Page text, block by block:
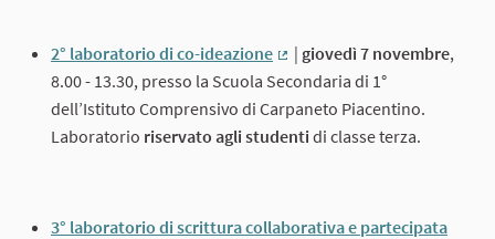
2° laboratorio di co-ideazione
(Collegamento esterno)
| giovedì 7 novembre,
8.00 - 13.30, presso la Scuola Secondaria di 1°
dell’Istituto Comprensivo di Carpaneto Piacentino.
Laboratorio riservato agli studenti di classe terza.
3° laboratorio di scrittura collaborativa e partecipata